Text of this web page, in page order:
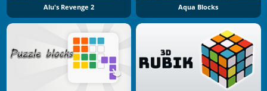
Alu's Revenge 2 Aqua Blocks